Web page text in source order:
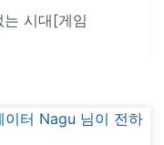
시대[게임